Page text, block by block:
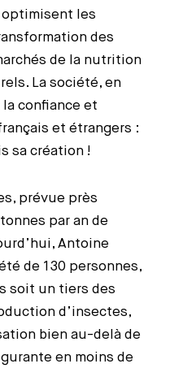
optimisent les
des
de la nutrition
La société, en
confiance et
et étrangers :
sa création !
prévue près
par an de
Antoine
de 130 personnes,
soit un tiers des
d’insectes,
bien au-delà de
en moins de